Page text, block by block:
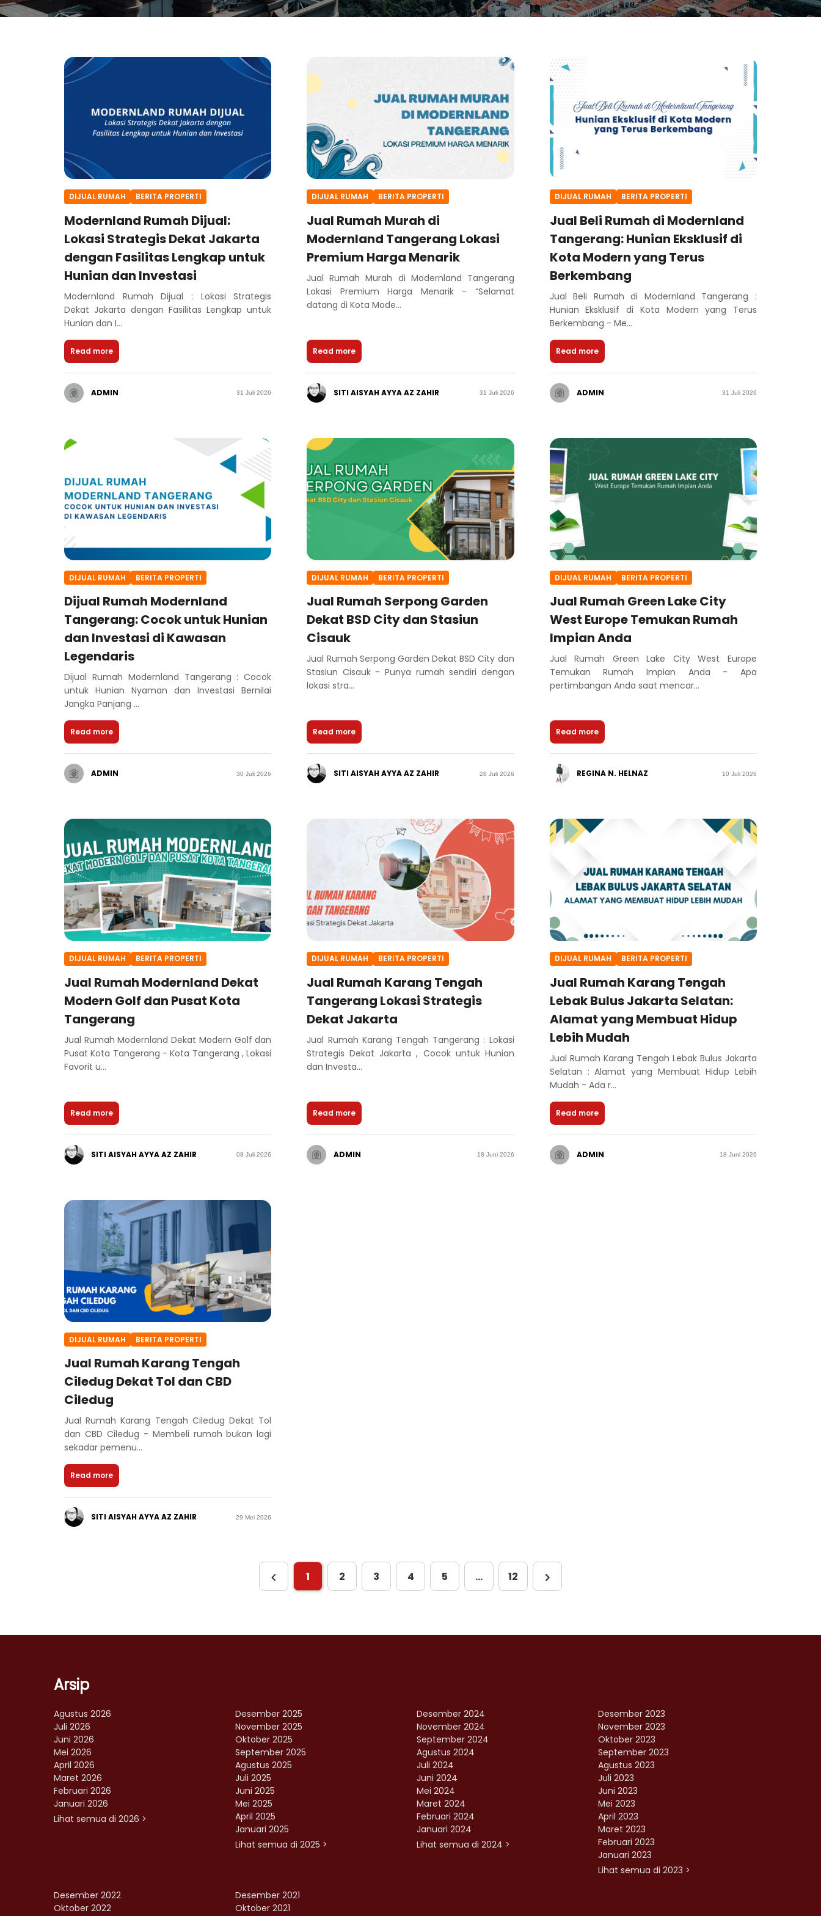
DIJUAL RUMAH BERITA PROPERTI
Modernland Rumah Dijual:
Lokasi Strategis Dekat Jakarta
dengan Fasilitas Lengkap untuk
Hunian dan Investasi
Modernland Rumah Dijual : Lokasi Strategis
Dekat Jakarta dengan Fasilitas Lengkap untuk
Hunian dan I...
Read more
ADMIN 31 Juli 2026
DIJUAL RUMAH BERITA PROPERTI
Jual Rumah Murah di
Modernland Tangerang Lokasi
Premium Harga Menarik
Jual Rumah Murah di Modernland Tangerang
Lokasi Premium Harga Menarik - “Selamat
datang di Kota Mode...
Read more
SITI AISYAH AYYA AZ ZAHIR 31 Juli 2026
DIJUAL RUMAH BERITA PROPERTI
Jual Beli Rumah di Modernland
Tangerang: Hunian Eksklusif di
Kota Modern yang Terus
Berkembang
Jual Beli Rumah di Modernland Tangerang :
Hunian Eksklusif di Kota Modern yang Terus
Berkembang - Me...
Read more
ADMIN 31 Juli 2026
DIJUAL RUMAH BERITA PROPERTI
Dijual Rumah Modernland
Tangerang: Cocok untuk Hunian
dan Investasi di Kawasan
Legendaris
Dijual Rumah Modernland Tangerang : Cocok
untuk Hunian Nyaman dan Investasi Bernilai
Jangka Panjang ...
Read more
ADMIN 30 Juli 2026
DIJUAL RUMAH BERITA PROPERTI
Jual Rumah Serpong Garden
Dekat BSD City dan Stasiun
Cisauk
Jual Rumah Serpong Garden Dekat BSD City dan
Stasiun Cisauk - Punya rumah sendiri dengan
lokasi stra...
Read more
SITI AISYAH AYYA AZ ZAHIR 28 Juli 2026
DIJUAL RUMAH BERITA PROPERTI
Jual Rumah Green Lake City
West Europe Temukan Rumah
Impian Anda
Jual Rumah Green Lake City West Europe
Temukan Rumah Impian Anda - Apa
pertimbangan Anda saat mencar...
Read more
REGINA N. HELNAZ 10 Juli 2026
DIJUAL RUMAH BERITA PROPERTI
Jual Rumah Modernland Dekat
Modern Golf dan Pusat Kota
Tangerang
Jual Rumah Modernland Dekat Modern Golf dan
Pusat Kota Tangerang - Kota Tangerang , Lokasi
Favorit u...
Read more
SITI AISYAH AYYA AZ ZAHIR 08 Juli 2026
DIJUAL RUMAH BERITA PROPERTI
Jual Rumah Karang Tengah
Tangerang Lokasi Strategis
Dekat Jakarta
Jual Rumah Karang Tengah Tangerang : Lokasi
Strategis Dekat Jakarta , Cocok untuk Hunian
dan Investa...
Read more
ADMIN 18 Juni 2026
DIJUAL RUMAH BERITA PROPERTI
Jual Rumah Karang Tengah
Lebak Bulus Jakarta Selatan:
Alamat yang Membuat Hidup
Lebih Mudah
Jual Rumah Karang Tengah Lebak Bulus Jakarta
Selatan : Alamat yang Membuat Hidup Lebih
Mudah - Ada r...
Read more
ADMIN 18 Juni 2026
DIJUAL RUMAH BERITA PROPERTI
Jual Rumah Karang Tengah
Ciledug Dekat Tol dan CBD
Ciledug
Jual Rumah Karang Tengah Ciledug Dekat Tol
dan CBD Ciledug - Membeli rumah bukan lagi
sekadar pemenu...
Read more
SITI AISYAH AYYA AZ ZAHIR 29 Mei 2026
1 2 3 4 5 … 12
Arsip
Agustus 2026
Juli 2026
Juni 2026
Mei 2026
April 2026
Maret 2026
Februari 2026
Januari 2026
Lihat semua di 2026 >
Desember 2025
November 2025
Oktober 2025
September 2025
Agustus 2025
Juli 2025
Juni 2025
Mei 2025
April 2025
Januari 2025
Lihat semua di 2025 >
Desember 2024
November 2024
September 2024
Agustus 2024
Juli 2024
Juni 2024
Mei 2024
Maret 2024
Februari 2024
Januari 2024
Lihat semua di 2024 >
Desember 2023
November 2023
Oktober 2023
September 2023
Agustus 2023
Juli 2023
Juni 2023
Mei 2023
April 2023
Maret 2023
Februari 2023
Januari 2023
Lihat semua di 2023 >
Desember 2022
Oktober 2022
Desember 2021
Oktober 2021